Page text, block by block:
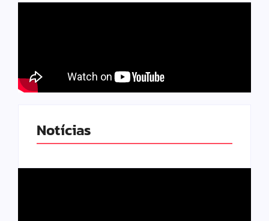
Notícias